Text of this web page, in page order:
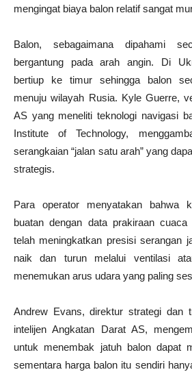
mengingat biaya balon relatif sangat
Balon, sebagaimana dipahami
bergantung pada arah angin. Di
bertiup ke timur sehingga balon
menuju wilayah Rusia. Kyle Guerre,
AS yang meneliti teknologi navigasi
Institute of Technology,
serangkaian “jalan satu arah” yang
strategis.
Para operator menyatakan bahwa
buatan dengan data prakiraan
telah meningkatkan presisi serangan
naik dan turun melalui ventilasi
menemukan arus udara yang paling
Andrew Evans, direktur strategi dan
intelijen Angkatan Darat AS,
untuk menembak jatuh balon dapat
sementara harga balon itu sendiri